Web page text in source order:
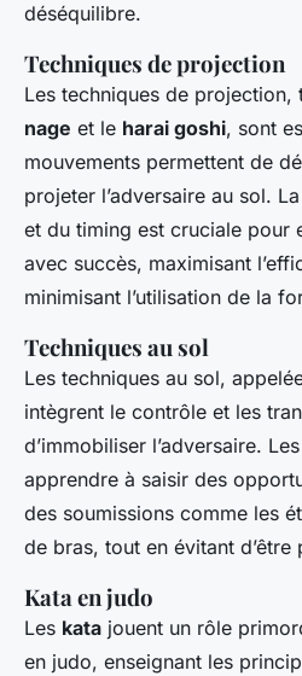
déséquilibre.
Techniques de projection
Les techniques de projection,
nage et le harai goshi, sont
mouvements permettent de
projeter l’adversaire au sol.
et du timing est cruciale pour
avec succès, maximisant
minimisant l’utilisation de la
Techniques au sol
Les techniques au sol,
intègrent le contrôle et les
d’immobiliser l’adversaire.
apprendre à saisir des
des soumissions comme les
de bras, tout en évitant d’être
Kata en judo
Les kata jouent un rôle
en judo, enseignant les